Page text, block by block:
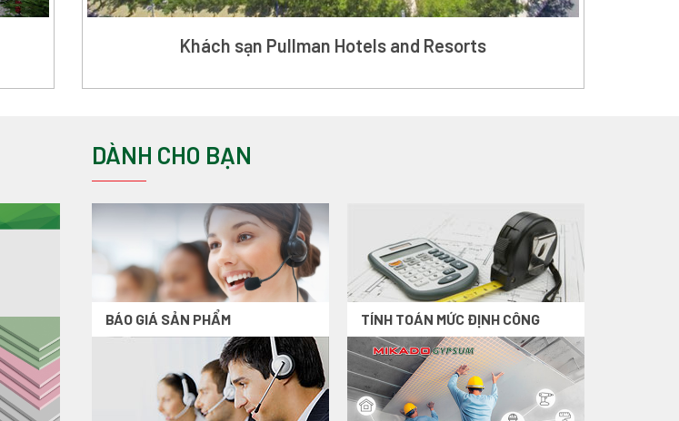
Khách sạn Pullman Hotels and Resorts
DÀNH CHO BẠN
BÁO GIÁ SẢN PHẨM TÍNH TOÁN MỨC ĐỊNH CÔNG